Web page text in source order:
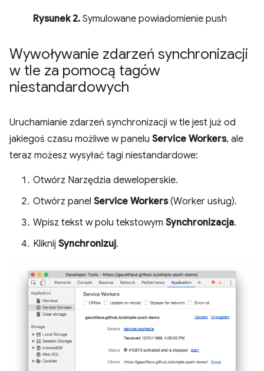
Rysunek 2. Symulowane powiadomienie push
Wywoływanie zdarzeń synchronizacji
w tle za pomocą tagów
niestandardowych
Uruchamianie zdarzeń synchronizacji w tle jest już od
jakiegoś czasu możliwe w panelu Service Workers, ale
teraz możesz wysyłać tagi niestandardowe:
Otwórz Narzędzia deweloperskie.
Otwórz panel Service Workers(Worker usług).
Wpisz tekst w polu tekstowym Synchronizacja.
Kliknij Synchronizuj.